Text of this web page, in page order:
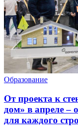
Образование
От проекта к
дом» в апреле –
для каждого